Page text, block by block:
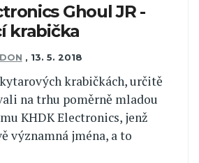
Ghoul JR -
krabička
, 13. 5. 2018
krabičkách, určitě
na trhu poměrně mladou
KHDK Electronics, jenž
významná jména, a to